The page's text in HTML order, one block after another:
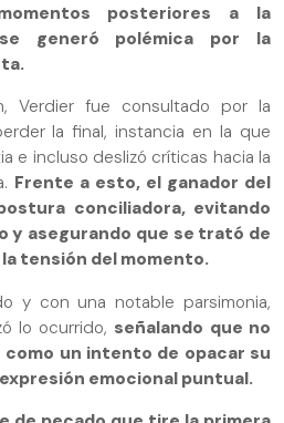
posteriores a la
generó polémica por la
Verdier fue consultado por la
la final, instancia en la que
e incluso deslizó críticas hacia la
Frente a esto, el ganador del
conciliadora, evitando
y asegurando que se trató de
tensión del momento.
y con una notable parsimonia,
lo ocurrido, señalando que no
un intento de opacar su
emocional puntual.